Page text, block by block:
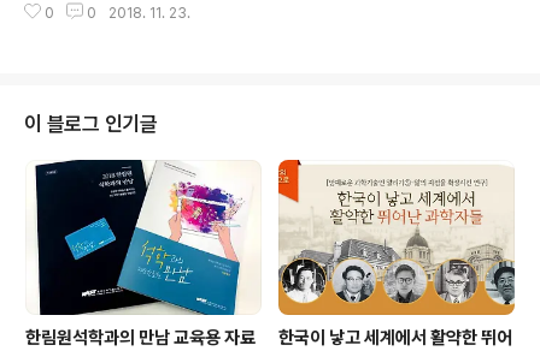
세 미만) 발굴·시상 자연과학, 공학 분야 세계적 연구성과의
는 참여한 23인의 Y-KAST 회원을 2개의 그룹으로 나누
대해 발표를 하고, 주어진 키워드와 주제를 아우르는 최종
융합연구 분야 개발을 위한 과정과 목표 설정에 대한 토론
이 진행됐다. 김성용 KAIST 교수는 본인의 연구분야인 표
층해수유동관측과 응용기술개발을 소개하며 해류 추척을
통해 플라스틱으로 인한 해양오염을 해결할 수 있는 방법
에 대해 제안했다...
0 0 2018. 11. 23.
이 블로그 인기글
한림원석학과의 만남 교육용 자료
한국이 낳고 세계에서 활약한 뛰어